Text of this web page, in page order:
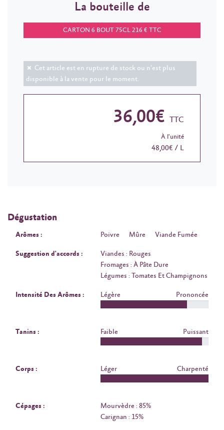
La bouteille de
CARTON 6 BOUT 75CL 216 € TTC
Cet article est en rupture de stock ou n'est plus
disponible à la vente pour le moment.
36,00€ TTC
À l'unité
48,00€ / L
Dégustation
Arômes : Poivre Mûre Viande Fumée
Suggestion d'accords :
Viandes : Rouges
Fromages : À Pâte Dure
Légumes : Tomates Et Champignons
Intensité Des Arômes : Légère Prononcée
Tanins : Faible Puissant
Corps : Léger Charpenté
Cépages :
Mourvèdre : 85%
Carignan : 15%